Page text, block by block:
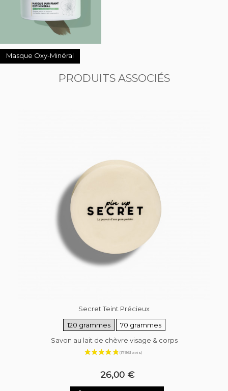
Masque Oxy-Minéral
PRODUITS ASSOCIÉS
Secret Teint Précieux
120 grammes
70 grammes
Savon au lait de chèvre visage & corps
26,00 €